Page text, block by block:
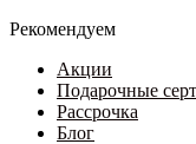
Рекомендуем
Акции
Подарочные
Рассрочка
Блог